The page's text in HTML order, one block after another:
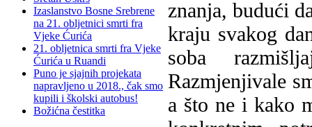
Izaslanstvo Bosne Srebrene
na 21. obljetnici smrti fra
Vjeke Ćurića
21. obljetnica smrti fra Vjeke
Ćurića u Ruandi
Puno je sjajnih projekata
napravljeno u 2018., čak smo
kupili i školski autobus!
Božićna čestitka
znanja, budući
kraju svakog
soba
Razmjenjivale
a što ne i kako